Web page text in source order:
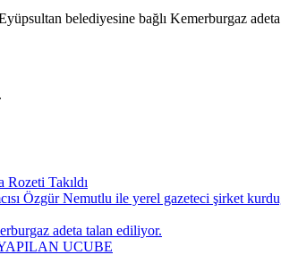
belediyesine bağlı Kemerburgaz adeta
.
Takıldı
Özgür Nemutlu ile yerel gazeteci şirket
adeta talan ediliyor.
UCUBE